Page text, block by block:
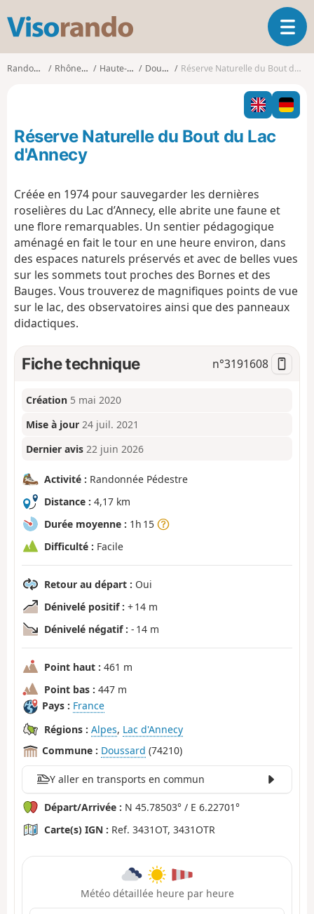
s
o
O
u
i
r
l
i
Randonnées Rhône-Alpes Haute-Savoie Doussard Réserve Naturelle du Bout du Lac d'Annecy
Réserve Naturelle du Bout du Lac
d'Annecy
Créée en 1974 pour sauvegarder les dernières
roselières du Lac d’Annecy, elle abrite une faune et
une flore remarquables. Un sentier pédagogique
aménagé en fait le tour en une heure environ, dans
des espaces naturels préservés et avec de belles vues
sur les sommets tout proches des Bornes et des
Bauges. Vous trouverez de magnifiques points de vue
sur le lac, des observatoires ainsi que des panneaux
didactiques.
Fiche technique n°3191608
Création 5 mai 2020
Mise à jour 24 juil. 2021
Dernier avis 22 juin 2026
Activité : Randonnée Pédestre
Distance : 4,17 km
Durée moyenne : 1h 15
Difficulté : Facile
Retour au départ : Oui
Dénivelé positif : + 14 m
Dénivelé négatif : - 14 m
Point haut : 461 m
Point bas : 447 m
Pays : France
Régions : Alpes, Lac d'Annecy
Commune : Doussard (74210)
Y aller en transports en commun
Départ/Arrivée : N 45.78503° / E 6.22701°
Carte(s) IGN : Ref. 3431OT, 3431OTR
Météo détaillée heure par heure